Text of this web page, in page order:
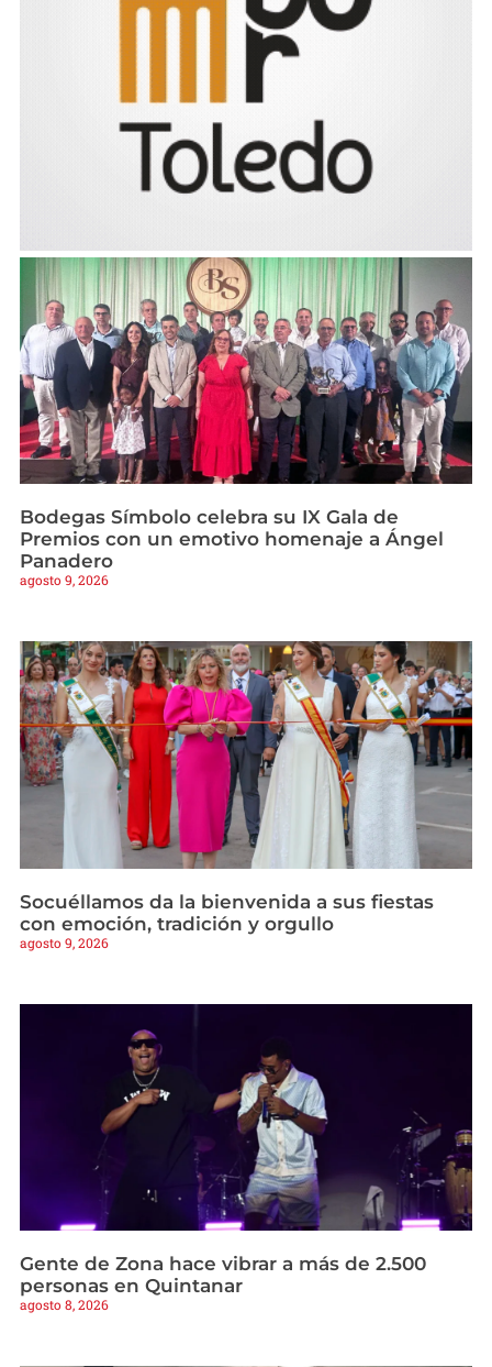
Bodegas Símbolo celebra su IX Gala de
Premios con un emotivo homenaje a Ángel
Panadero
agosto 9, 2026
Socuéllamos da la bienvenida a sus fiestas
con emoción, tradición y orgullo
agosto 9, 2026
Gente de Zona hace vibrar a más de 2.500
personas en Quintanar
agosto 8, 2026